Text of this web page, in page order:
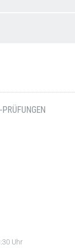
Uhr